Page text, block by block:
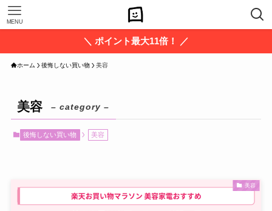
MENU
＼ ポイント最大11倍！ ／
ホーム 後悔しない買い物 美容
美容 – category –
後悔しない買い物 美容
美容